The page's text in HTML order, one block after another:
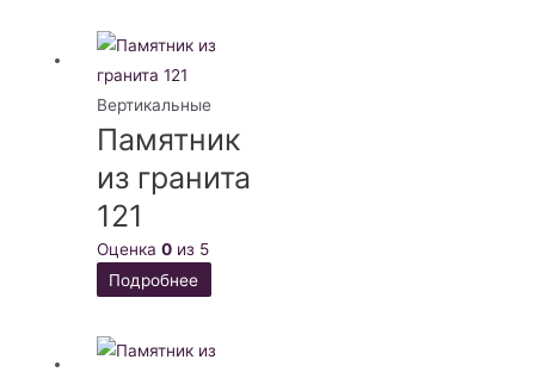
Вертикальные
Памятник
из гранита
121
Оценка0 из 5
Подробнее